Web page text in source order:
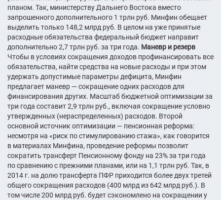
планом. Так, министерству Дальнего Востока вместо
запрошенного дополнительного 1 трлн руб. Минфин обещает
выделить только 148,2 млрд руб. В целом на уже принятые
расходные обязательства федеральный бюджет направит
дополнительно 2,7 трлн руб. за три года. Маневр и резерв
Чтобы в условиях сокращения доходов профинансировать все
обязательства, найти средства на новые расходы и при этом
удержать допустимые параметры дефицита, Минфин
предлагает маневр — сокращение одних расходов для
финансирования других. Масштаб бюджетной оптимизации за
три года составит 2,9 трлн руб., включая сокращение условно
утвержденных (нераспределенных) расходов. Второй
основной источник оптимизации — пенсионная реформа:
несмотря на «риск по стимулированию стажа», как говорится
в материалах Минфина, проведение реформы позволит
сократить трансферт Пенсионному фонду на 23% за три года
по сравнению с прежними планами, или на 1,1 трлн руб. Так, в
2014 г. на долю трансферта ПФР приходится более двух третей
общего сокращения расходов (400 млрд из 642 млрд руб.). В
том числе 200 млрд руб. будет сэкономлено на сокращении у